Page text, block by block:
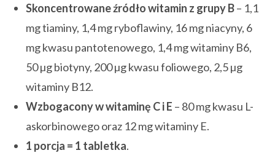
Skoncentrowane źródło witamin z grupy B– 1,1
mg tiaminy, 1,4 mg ryboflawiny, 16 mg niacyny, 6
mg kwasu pantotenowego, 1,4 mg witaminy B6,
50 µg biotyny, 200 µg kwasu foliowego, 2,5 µg
witaminy B12.
Wzbogacony w witaminę C i E – 80 mg kwasu L-
askorbinowego oraz 12 mg witaminy E.
1 porcja = 1 tabletka.